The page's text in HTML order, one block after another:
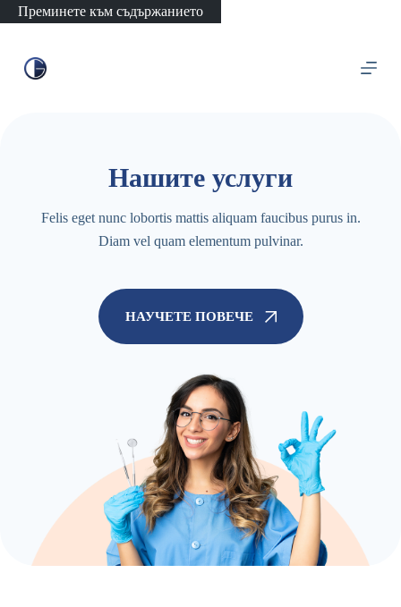
Преминете към съдържанието
Нашите услуги
Felis eget nunc lobortis mattis aliquam faucibus purus in.
Diam vel quam elementum pulvinar.
НАУЧЕТЕ ПОВЕЧЕ